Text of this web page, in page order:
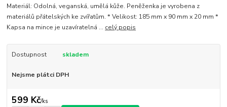
Materiál: Odolná, veganská, umělá kůže. Peněženka je vyrobena z
materiálů přátelských ke zvířatům. * Velikost: 185 mm x 90 mm x 20 mm *
Kapsa na mince je uzavíratelná ... celý popis
Dostupnost skladem
Nejsme plátci DPH
599 Kč/ks